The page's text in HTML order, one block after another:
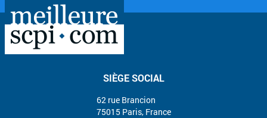
SIÈGE SOCIAL
62 rue Brancion
75015 Paris, France